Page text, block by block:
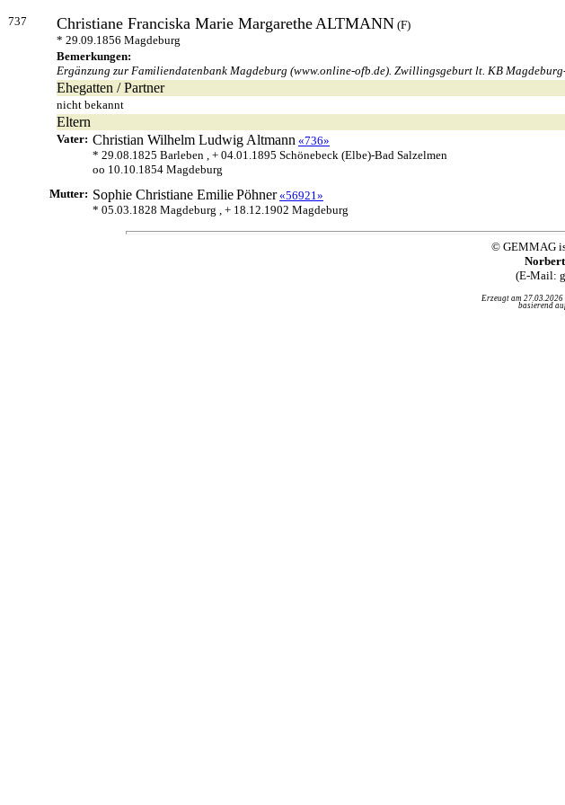
737 Christiane Franciska Marie MargaretheALTMANN (F)
* 29.09.1856 Magdeburg
Bemerkungen:
Ergänzung zur Familiendatenbank Magdeburg (www.online-ofb.de). Zwillingsgeburt lt. KB
Ehegatten / Partner
nicht bekannt
Eltern
Vater: Christian Wilhelm Ludwig Altmann «736»
* 29.08.1825 Barleben , + 04.01.1895 Schönebeck (Elbe)-Bad Salzelmen
oo 10.10.1854 Magdeburg
Mutter: Sophie Christiane EmiliePöhner «56921»
* 05.03.1828 Magdeburg , + 18.12.1902 Magdeburg
© GEMMAG
(E-Mail:
Erzeugt am
basierend